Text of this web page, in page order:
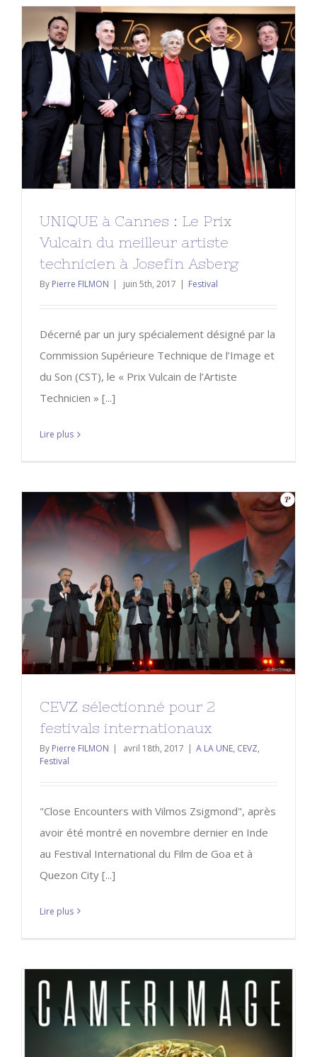
UNIQUE à Cannes : Le Prix Vulcain
du meilleur artiste technicien à
Josefin Asberg
Festival
UNIQUE à Cannes : Le Prix
Vulcain du meilleur artiste
technicien à Josefin Asberg
By Pierre FILMON | juin 5th, 2017 | Festival
Décerné par un jury spécialement désigné par la
Commission Supérieure Technique de l’Image et
du Son (CST), le « Prix Vulcain de l’Artiste
Technicien » [...]
Lire plus
CEVZ sélectionné pour 2 festivals
internationaux
A LA UNE CEVZ Festival
CEVZ sélectionné pour 2
festivals internationaux
By Pierre FILMON | avril 18th, 2017 | A LA UNE, CEVZ,
Festival
"Close Encounters with Vilmos Zsigmond", après
avoir été montré en novembre dernier en Inde
au Festival International du Film de Goa et à
Quezon City [...]
Lire plus